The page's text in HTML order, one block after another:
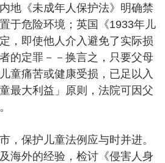
地《未成年人保护法》明确禁
于危险环境；英国《1933年儿
，即使他人介入避免了实际损
的定罪－－换言之，只要父母
童痛苦或健康受损，已足以入
最大利益」原则，法院可因父
保护儿童法例应与时并进。
海外的经验，检讨《侵害人身